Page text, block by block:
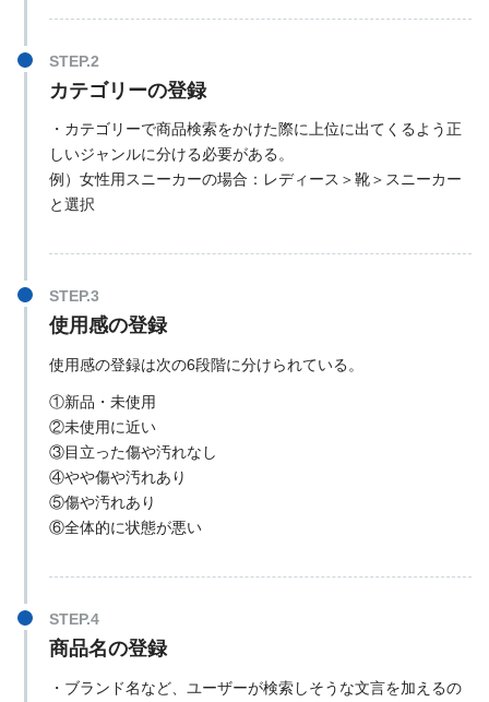
カテゴリーの登録
・カテゴリーで商品検索をかけた際に上位に出てくるよう正
しいジャンルに分ける必要がある。
例）女性用スニーカーの場合：レディース＞靴＞スニーカー
と選択
使用感の登録
使用感の登録は次の6段階に分けられている。
①新品・未使用
②未使用に近い
③目立った傷や汚れなし
④やや傷や汚れあり
⑤傷や汚れあり
⑥全体的に状態が悪い
商品名の登録
・ブランド名など、ユーザーが検索しそうな文言を加えるの